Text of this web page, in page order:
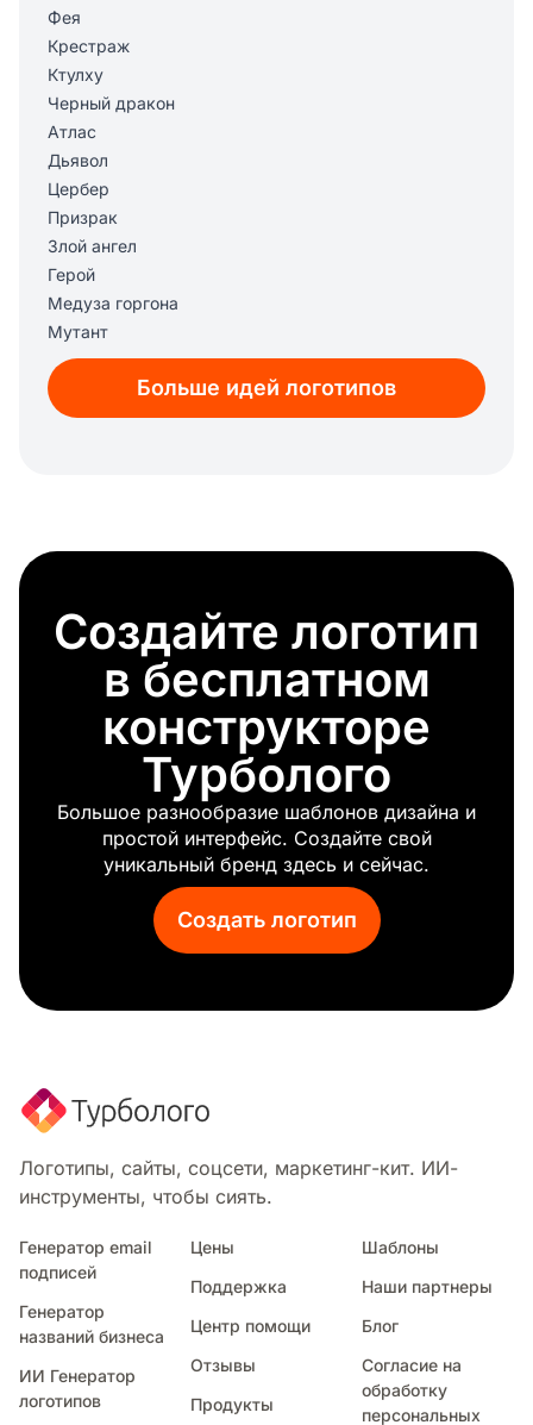
Фея
Крестраж
Ктулху
Черный дракон
Атлас
Дьявол
Цербер
Призрак
Злой ангел
Герой
Медуза горгона
Мутант
Мистический
Ворон
Ведьма
Мифология
Фантом
Больше идей логотипов
Создайте логотип
в бесплатном
конструкторе
Турболого
Большое разнообразие шаблонов дизайна и
простой интерфейс. Создайте свой
уникальный бренд здесь и сейчас.
Создать логотип
Логотипы, сайты, соцсети, маркетинг-кит. ИИ-
инструменты, чтобы сиять.
Генератор email
подписей
Генератор
названий бизнеса
ИИ Генератор
логотипов
Цены
Поддержка
Центр помощи
Отзывы
Продукты
Шаблоны
Наши партнеры
Блог
Согласие на
обработку
персональных